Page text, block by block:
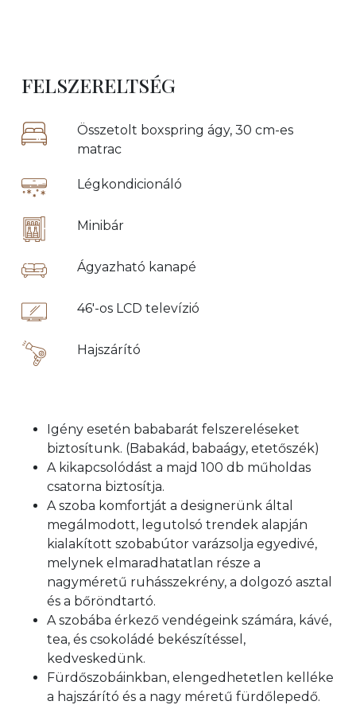
FELSZERELTSÉG
Összetolt boxspring ágy, 30 cm-es
matrac
Légkondicionáló
Minibár
Ágyazható kanapé
46'-os LCD televízió
Hajszárító
Igény esetén bababarát felszereléseket
biztosítunk. (Babakád, babaágy, etetőszék)
A kikapcsolódást a majd 100 db műholdas
csatorna biztosítja.
A szoba komfortját a designerünk által
megálmodott, legutolsó trendek alapján
kialakított szobabútor varázsolja egyedivé,
melynek elmaradhatatlan része a
nagyméretű ruhásszekrény, a dolgozó asztal
és a bőröndtartó.
A szobába érkező vendégeink számára, kávé,
tea, és csokoládé bekészítéssel,
kedveskedünk.
Fürdőszobáinkban, elengedhetetlen kelléke
a hajszárító és a nagy méretű fürdőlepedő.